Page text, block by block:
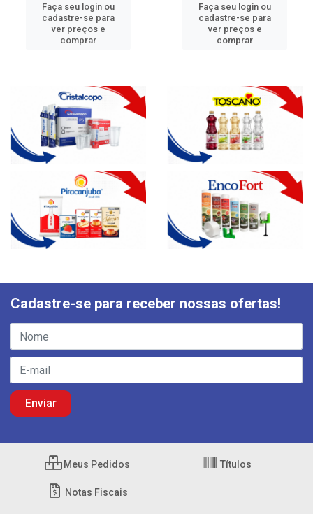
Faça seu login ou
cadastre-se para
ver preços e
comprar
Faça seu login ou
cadastre-se para
ver preços e
comprar
Cadastre-se para receber nossas ofertas!
Meus Pedidos Títulos
Notas Fiscais